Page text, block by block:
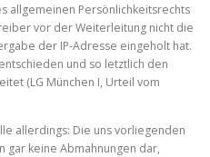
allgemeinen Persönlichkeitsrechts
vor der Weiterleitung nicht die
der IP-Adresse eingeholt hat.
und so letztlich den
(LG München I, Urteil vom
allerdings: Die uns vorliegenden
gar keine Abmahnungen dar,